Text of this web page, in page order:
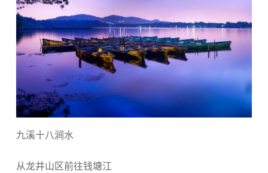
九溪十八涧水
从龙井山区前往钱塘江